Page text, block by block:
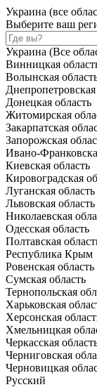
Украина (все
Выберите ваш
Украина (Все
Винницкая
Волынская
Днепропетровская
Донецкая область
Житомирская
Закарпатская
Запорожская
Ивано-
Киевская область
Кировоградская
Луганская область
Львовская область
Николаевская
Одесская область
Полтавская
Республика Крым
Ровенская область
Сумская область
Тернопольская
Харьковская
Херсонская
Хмельницкая
Черкасская
Черниговская
Черновицкая
Русский